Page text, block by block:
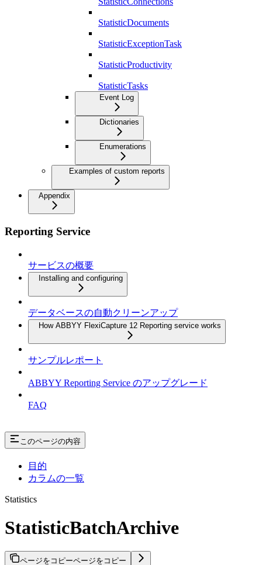
StatisticDocuments
StatisticExceptionTask
StatisticProductivity
StatisticTasks
Event Log
Dictionaries
Enumerations
Examples of custom reports
Appendix
Reporting Service
サービスの概要
Installing and configuring
データベースの自動クリーンアップ
How ABBYY FlexiCapture 12 Reporting service works
サンプルレポート
ABBYY Reporting Service のアップグレード
FAQ
このページの内容
目的
カラムの一覧
Statistics
StatisticBatchArchive
ページをコピーページをコピー